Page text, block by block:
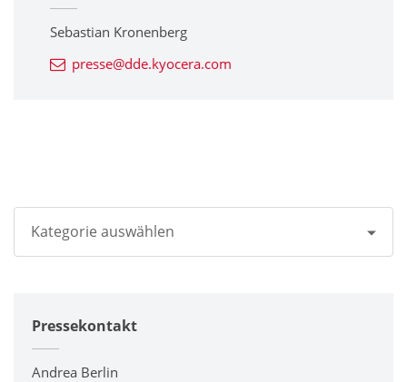
Sebastian Kronenberg
presse@dde.kyocera.com
Kategorie auswählen
Unternehmen
Drucker / Multifunktionsgeräte
Pressekontakt
Andrea Berlin